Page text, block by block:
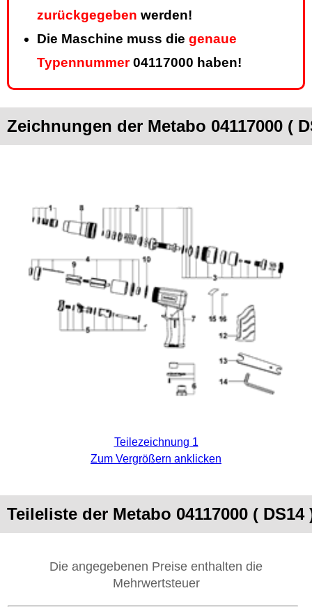
zurückgegeben werden!
Die Maschine muss die genaue
Typennummer04117000 haben!
Zeichnungen der Metabo 04117000 (
Teilezeichnung 1
Zum Vergrößern anklicken
Teileliste der Metabo 04117000 ( DS14
Die angegebenen Preise enthalten die
Mehrwertsteuer